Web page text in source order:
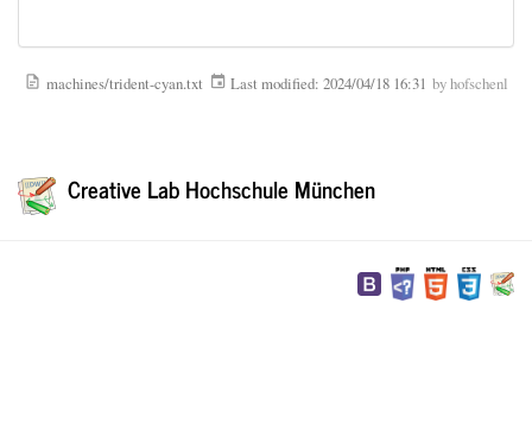
machines/trident-cyan.txt Last modified: 2024/04/18 16:31 byhofschenl
Creative Lab Hochschule München